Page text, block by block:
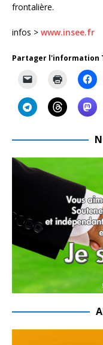
frontalière.
infos > www.insee.fr
Partager l'information